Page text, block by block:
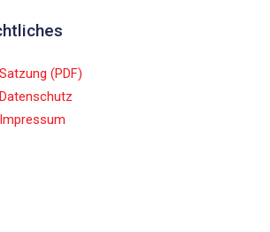
Satzung (PDF)
Datenschutz
Impressum